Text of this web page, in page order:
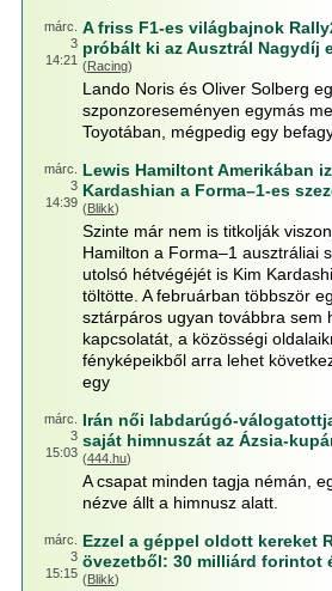
márc.
3
14:21
A friss F1-es világbajnok
próbált ki az Ausztrál Nagydíj
(Racing)
Lando Noris és Oliver Solberg
szponzoreseményen egymás
Toyotában, mégpedig egy
márc.
3
14:39
Lewis Hamiltont Amerikában
Kardashian a Forma–1-es
(Blikk)
Szinte már nem is titkolják
Hamilton a Forma–1 ausztráliai
utolsó hétvégéjét is Kim
töltötte. A februárban többször
sztárpáros ugyan továbbra sem
kapcsolatát, a közösségi
fényképeikből arra lehet
egy
márc.
3
15:03
Irán női labdarúgó-
saját himnuszát az Ázsia-
(444.hu)
A csapat minden tagja némán,
nézve állt a himnusz alatt.
márc.
3
15:15
Ezzel a géppel oldott kereket
övezetből: 30 milliárd forintot
(Blikk)